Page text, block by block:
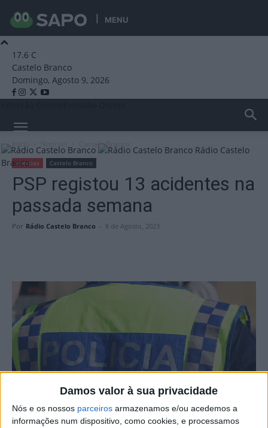
MENU
Damos valor à sua privacidade
Nós e os nossos parceiros armazenamos e/ou acedemos a
informações num dispositivo, como cookies, e processamos
17.6 C
Castelo Branco
Domingo, Agosto 9, 2026
Rádio Castelo
Branco
Castelo Branco
Notícias Castelo Branco
PSP registou 13 acidentes na
passada semana
Por Rádio Castelo Branco - 8 de Agosto, 2023